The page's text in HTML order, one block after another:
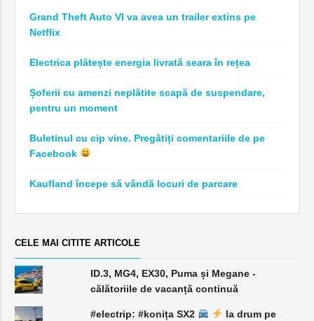
Grand Theft Auto VI va avea un trailer extins pe
Netflix
Electrica plătește energia livrată seara în rețea
Șoferii cu amenzi neplătite scapă de suspendare,
pentru un moment
Buletinul cu cip vine. Pregătiți comentariile de pe
Facebook
Kaufland începe să vândă locuri de parcare
CELE MAI CITITE ARTICOLE
ID.3, MG4, EX30, Puma și Megane -
călătoriile de vacanță continuă
#electrip: #konița SX2
la drum pe